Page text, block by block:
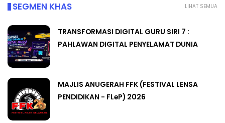
LIHAT SEMUA
SEGMEN KHAS
TRANSFORMASI DIGITAL GURU SIRI 7 :
PAHLAWAN DIGITAL PENYELAMAT DUNIA
MAJLIS ANUGERAH FFK (FESTIVAL LENSA
PENDIDIKAN - FLeP) 2026